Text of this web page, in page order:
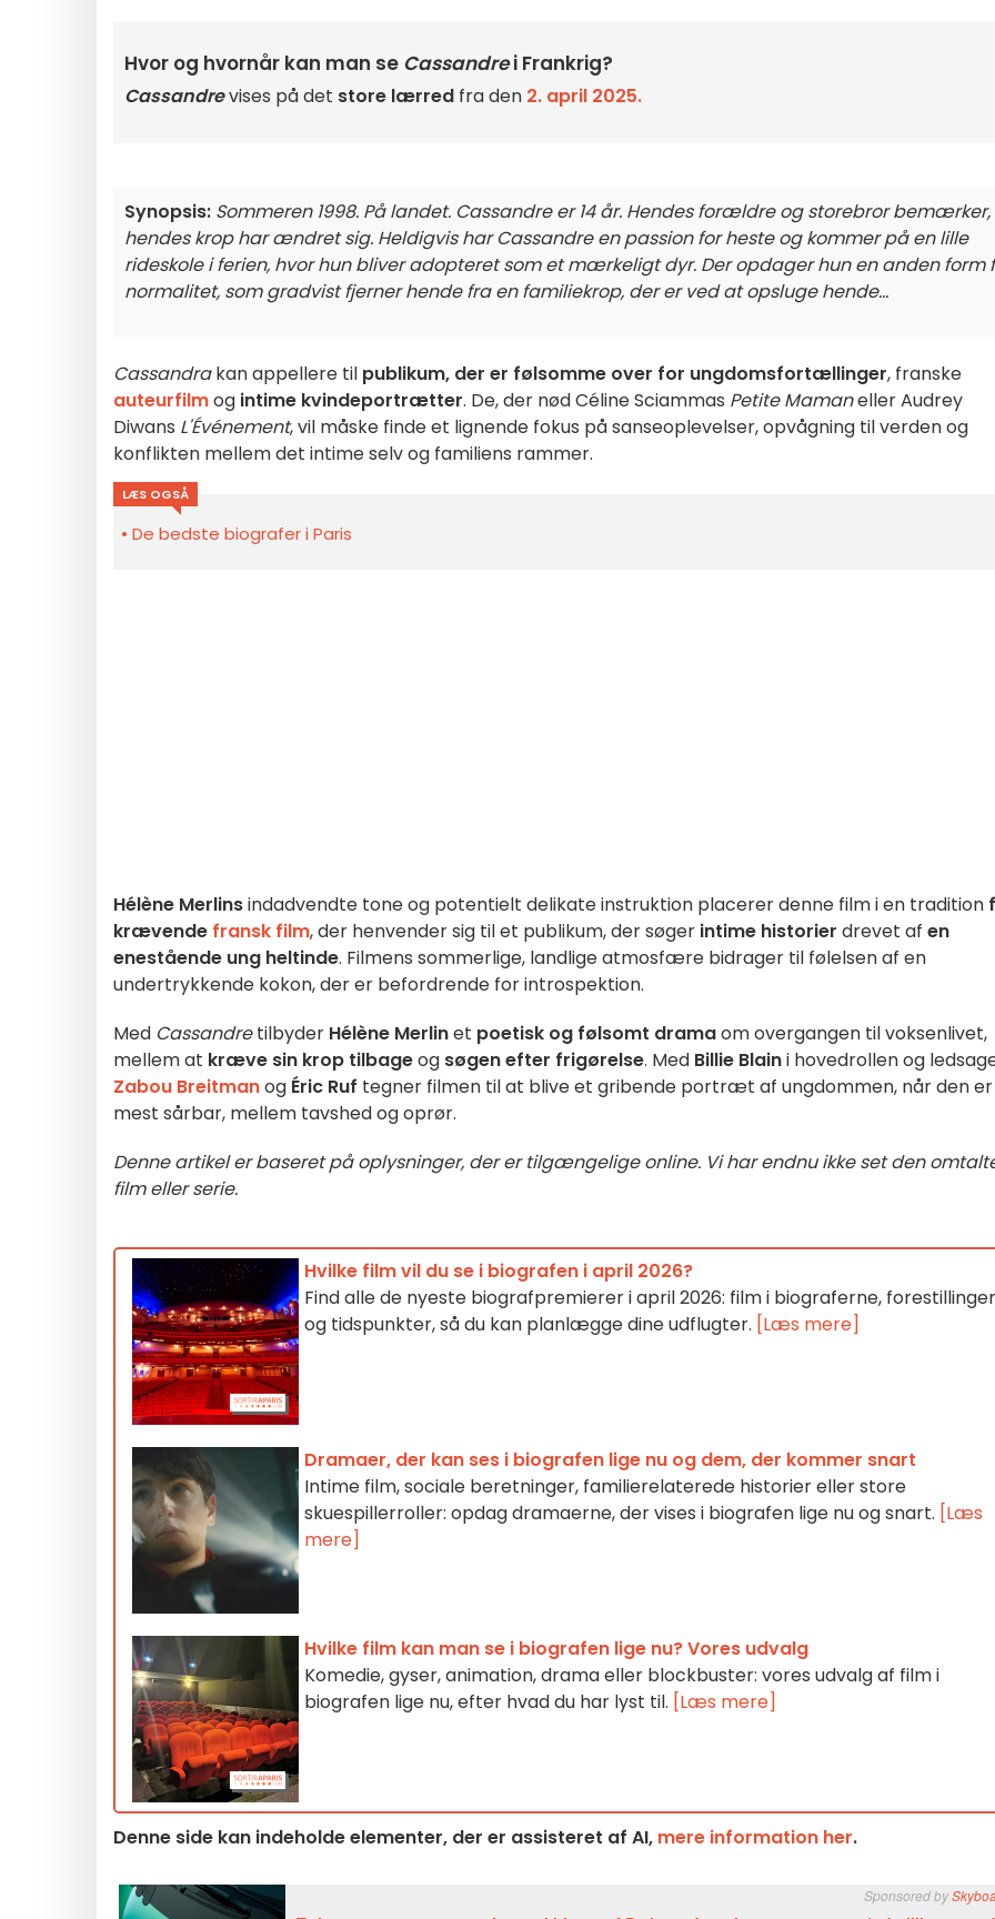
Hvor og hvornår kan man se Cassandrei Frankrig?
Cassandrevises på det store lærred fra den 2. april 2025.
Synopsis: Sommeren 1998. På landet. Cassandre er 14 år. Hendes forældre og storebror
hendes krop har ændret sig. Heldigvis har Cassandre en passion for heste og kommer på en lille
rideskole i ferien, hvor hun bliver adopteret som et mærkeligt dyr. Der opdager hun en anden form
normalitet, som gradvist fjerner hende fra en familiekrop, der er ved at opsluge hende...
Cassandrakan appellere til publikum, der er følsomme over for ungdomsfortællinger, franske
auteurfilmog intime kvindeportrætter. De, der nød Céline Sciammas Petite Mamaneller Audrey
Diwans L'Événement, vil måske finde et lignende fokus på sanseoplevelser, opvågning til verden og
konflikten mellem det intime selv og familiens rammer.
LÆS OGSÅ
De bedste biografer i Paris
Hélène Merlinsindadvendte tone og potentielt delikate instruktion placerer denne film i en tradition
krævende fransk film, der henvender sig til et publikum, der søger intime historier drevet af en
enestående ung heltinde. Filmens sommerlige, landlige atmosfære bidrager til følelsen af en
undertrykkende kokon, der er befordrende for introspektion.
Med Cassandretilbyder Hélène Merlinet poetisk og følsomt dramaom overgangen til voksenlivet,
mellem at kræve sin krop tilbageog søgen efter frigørelse. Med Billie Blaini hovedrollen og
Zabou Breitmanog Éric Ruf tegner filmen til at blive et gribende portræt af ungdommen, når den er
mest sårbar, mellem tavshed og oprør.
Denne artikel er baseret på oplysninger, der er tilgængelige online. Vi har endnu ikke set den
film eller serie.
Hvilke film vil du se i biografen i april 2026?
Find alle de nyeste biografpremierer i april 2026: film i biograferne, forestillinger
og tidspunkter, så du kan planlægge dine udflugter. [Læs mere]
Dramaer, der kan ses i biografen lige nu og dem, der kommer snart
Intime film, sociale beretninger, familierelaterede historier eller store
skuespillerroller: opdag dramaerne, der vises i biografen lige nu og snart. [Læs
mere]
Hvilke film kan man se i biografen lige nu? Vores udvalg
Komedie, gyser, animation, drama eller blockbuster: vores udvalg af film i
biografen lige nu, efter hvad du har lyst til. [Læs mere]
Denne side kan indeholde elementer, der er assisteret af AI, mere information her.